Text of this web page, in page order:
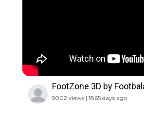
FootZone 3D by
5002 views | 1865 days ago